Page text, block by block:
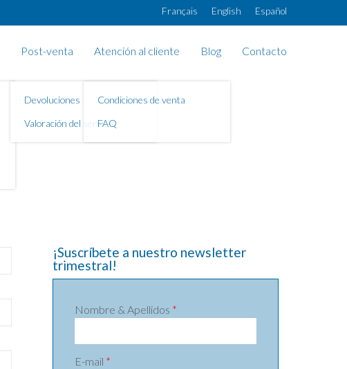
Français English Español
Post-venta
Devoluciones
Valoración del servicio
Atención al cliente
Condiciones de venta
FAQ
Blog Contacto
¡Suscríbete a nuestro newsletter
trimestral!
Nombre & Apellidos *
E-mail *